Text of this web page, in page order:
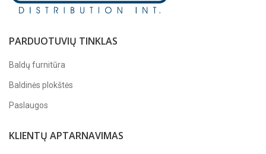
PARDUOTUVIŲ TINKLAS
Baldų furnitūra
Baldinės plokštės
Paslaugos
KLIENTŲ APTARNAVIMAS